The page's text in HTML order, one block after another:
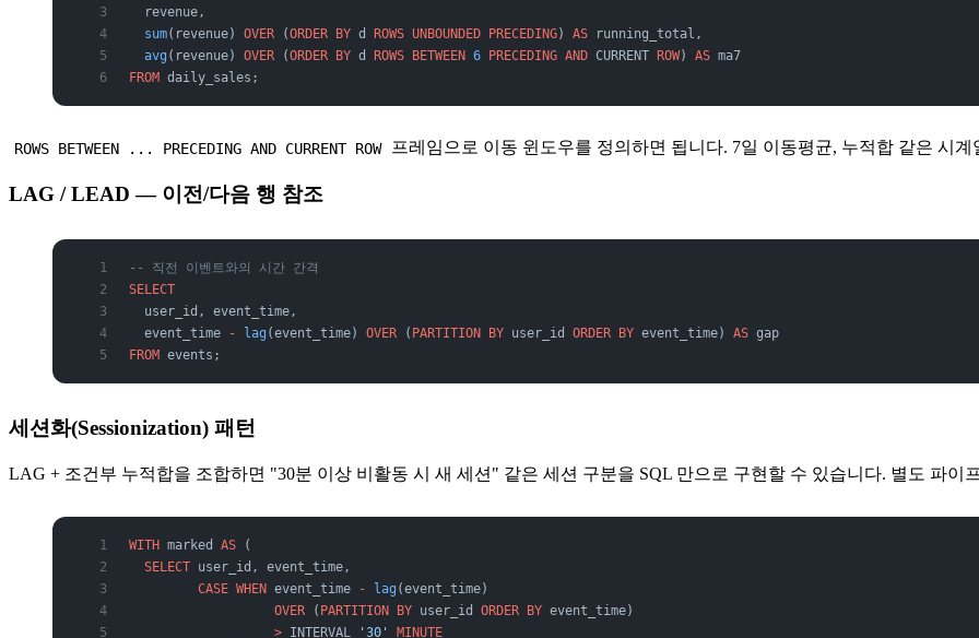
  revenue,
  sum
(revenue) OVER (ORDER BY d ROWS UNBOUNDED PRECEDING) AS running_total,
  avg
(revenue) OVER (ORDER BY d ROWS BETWEEN 6 PRECEDING AND CURRENT ROW) AS ma7
FROM daily_sales;
ROWS BETWEEN ... PRECEDING AND CURRENT ROW 프레임으로 이동 윈도우를 정의하면 됩니다. 7일 이동평균, 누적합 같은 시
LAG / LEAD — 이전/다음 행 참조
-- 직전 이벤트와의 시간 간격
SELECT
  user_id, event_time,
  event_time
- lag (event_time) OVER ( PARTITION BY user_id ORDER BY event_time) AS gap
FROM events;
세션화(Sessionization) 패턴
LAG + 조건부 누적합을 조합하면 "30분 이상 비활동 시 새 세션" 같은 세션 구분을 SQL 만으로 구현할 수 있습니다. 별도 파
WITH marked AS (
  SELECT
user_id, event_time,
         CASE
WHEN event_time - lag (event_time)
                   OVER
( PARTITION BY user_id ORDER BY event_time)
                   >
INTERVAL '30'
MINUTE